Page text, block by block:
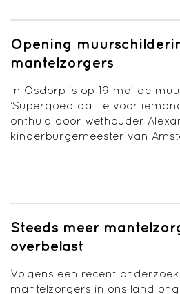
Opening
mantelzorgers
In Osdorp is op 19 mei de
‘Supergoed dat je voor
onthuld door wethouder
kinderburgemeester van
Steeds meer
overbelast
Volgens een recent
mantelzorgers in ons land